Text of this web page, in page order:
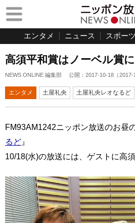
エンタメ ニュース スポーツ
高須平和賞はノーベル賞
NEWS ONLINE 編集部 公開： 2017-10-18 （2017-
エンタメ 土屋礼央 土屋礼央レオなるど
FM93AM1242ニッポン放送のお昼
るど 』
10/18(水)の放送には、ゲストに高